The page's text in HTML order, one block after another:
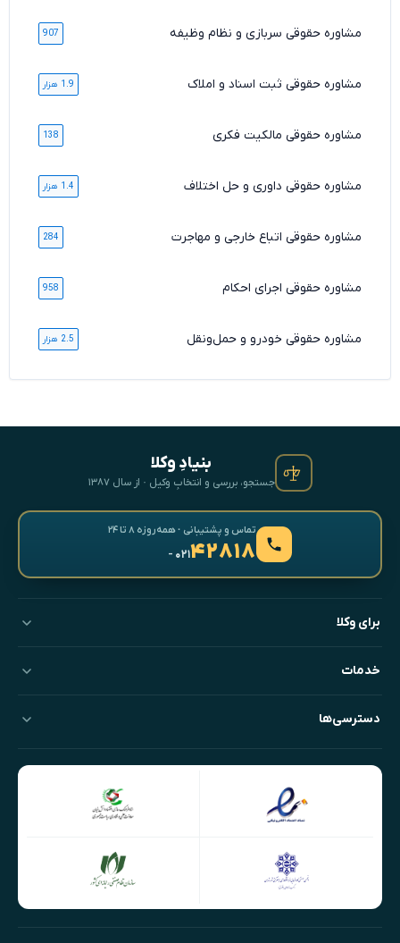
مشاوره حقوقی سربازی و نظام وظیفه 907
مشاوره حقوقی ثبت اسناد و املاک 1.9 هزار
مشاوره حقوقی مالکیت فکری 138
مشاوره حقوقی داوری و حل اختلاف 1.4 هزار
مشاوره حقوقی اتباع خارجی و مهاجرت 284
مشاوره حقوقی اجرای احکام 958
مشاوره حقوقی خودرو و حمل‌ونقل 2.5 هزار
بنیادِ وکلا
جستجو، بررسی و انتخابِ وکیل · از سال ۱۳۸۷
تماس و پشتیبانی · همه‌روزه ۸ تا ۲۴
۴۲۸۱۸- ۰۲۱
برای وکلا
خدمات
دسترسی‌ها